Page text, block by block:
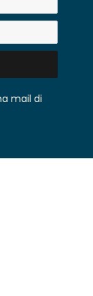
mail di